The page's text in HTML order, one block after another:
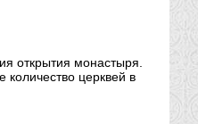
открытия монастыря.
количество церквей в